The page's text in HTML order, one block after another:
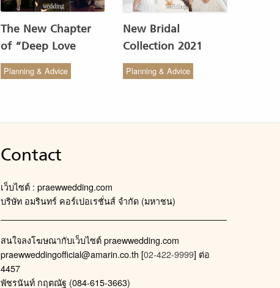
The New Chapter
of “Deep Love
Wedding Studio” :
รังสรรค์ผ้าทอของไทยให้
Planning & Advice
New Bridal
Collection 2021
from COCO CHIC
สวย เรียบง่าย สไตล์มินิ
Planning & Advice
Contact
เว็บไซต์ : praewwedding.com
บริษัท อมรินทร์ คอร์เปอเรชั่นส์ จำกัด (มหาชน)
สนใจลงโฆษณากับเว็บไซต์ praewwedding.com
praewweddingofficial@amarin.co.th [02-422-9999] ต่อ
4457
พัชรนันท์ กฤตณัฐ (084-615-3663)